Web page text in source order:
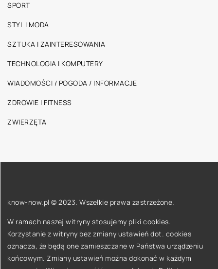
SPORT
STYL I MODA
SZTUKA I ZAINTERESOWANIA
TECHNOLOGIA I KOMPUTERY
WIADOMOŚCI / POGODA / INFORMACJE
ZDROWIE I FITNESS
ZWIERZĘTA
know-now.pl © 2023. Wszelkie prawa zastrzeżone.
W ramach naszej witryny stosujemy pliki cookies.
Korzystanie z witryny bez zmiany ustawień dot. cookies
oznacza, że będą one zamieszczane w Państwa urządzeniu
końcowym. Zmiany ustawień można dokonać w każdym